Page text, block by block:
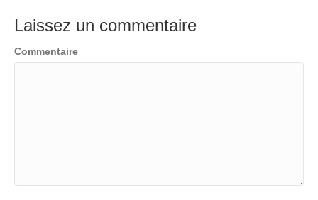
Laissez un commentaire
Commentaire